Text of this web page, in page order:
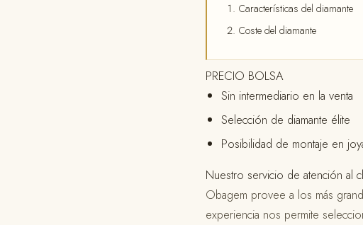
Características del diamante
Coste del diamante
PRECIO BOLSA
Sin intermediario en la venta
Selección de diamante élite
Posibilidad de montaje en
Nuestro servicio de atención al
Obagem provee a los más
experiencia nos permite